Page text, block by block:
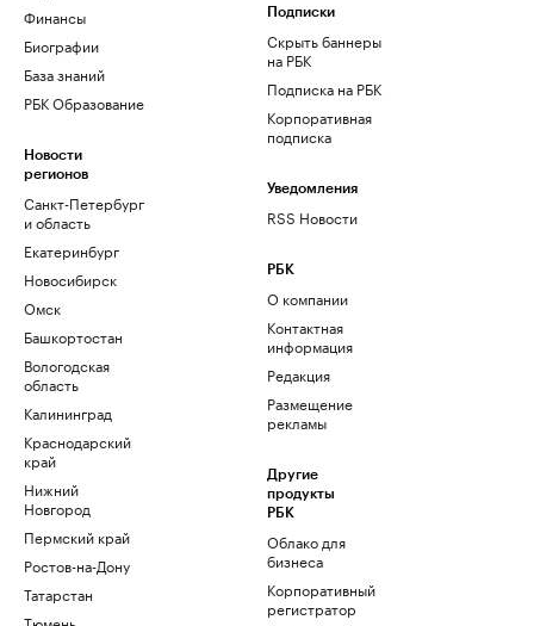
Финансы
Биографии
База знаний
РБК Образование
Новости
регионов
Санкт-Петербург
и область
Екатеринбург
Новосибирск
Омск
Башкортостан
Вологодская
область
Калининград
Краснодарский
край
Нижний
Новгород
Пермский край
Ростов-на-Дону
Татарстан
Подписки
Скрыть баннеры
на РБК
Подписка на РБК
Корпоративная
подписка
Уведомления
RSS Новости
РБК
О компании
Контактная
информация
Редакция
Размещение
рекламы
Другие
продукты
РБК
Облако для
бизнеса
Корпоративный
регистратор